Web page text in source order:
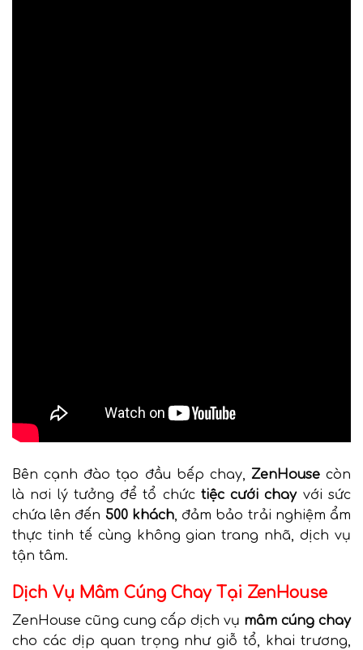
Bên cạnh đào tạo đầu bếp chay, ZenHousecòn
là nơi lý tưởng để tổ chức tiệc cưới chayvới sức
chứa lên đến 500 khách, đảm bảo trải nghiệm ẩm
thực tinh tế cùng không gian trang nhã, dịch vụ
tận tâm.
Dịch Vụ Mâm Cúng Chay Tại ZenHouse
ZenHouse cũng cung cấp dịch vụ mâm cúng chay
cho các dịp quan trọng như giỗ tổ, khai trương,